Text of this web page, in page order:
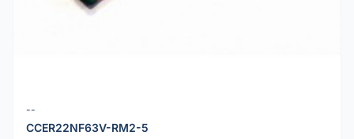
--
CCER22NF63V-RM2-5